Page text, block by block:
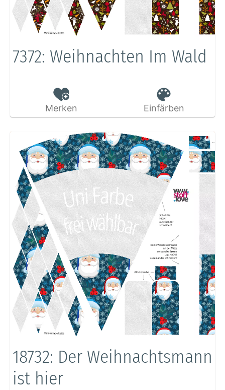
7372: Weihnachten Im Wald
Merken Einfärben
18732: Der Weihnachtsmann
ist hier